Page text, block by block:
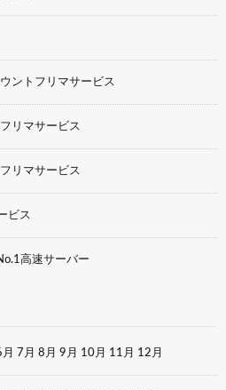
ントフリマサービス
リマサービス
リマサービス
ビス
高速サーバー
7月 8月 9月 10月 11月 12月